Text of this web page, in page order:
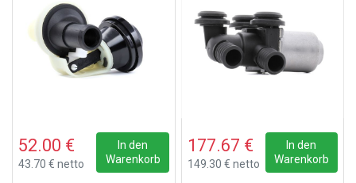
52.00 €
43.70 € netto
In den
Warenkorb
177.67 €
149.30 € netto
In den
Warenkorb